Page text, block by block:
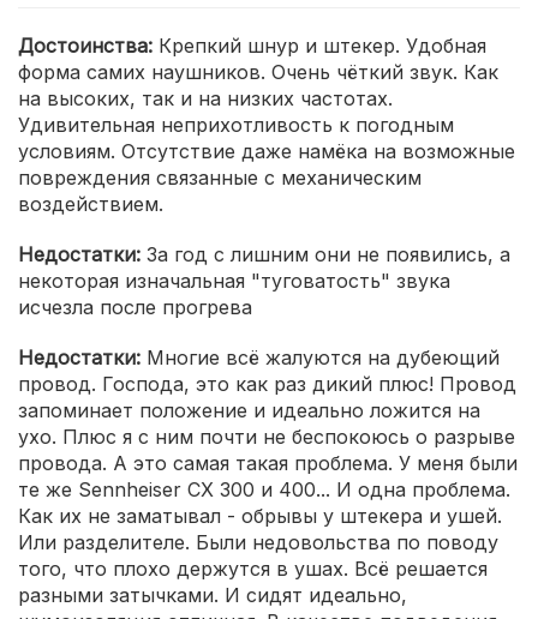
Достоинства: Крепкий шнур и штекер. Удобная
форма самих наушников. Очень чёткий звук. Как
на высоких, так и на низких частотах.
Удивительная неприхотливость к погодным
условиям. Отсутствие даже намёка на возможные
повреждения связанные с механическим
воздействием.
Недостатки: За год с лишним они не появились, а
некоторая изначальная "туговатость" звука
исчезла после прогрева
Недостатки: Многие всё жалуются на дубеющий
провод. Господа, это как раз дикий плюс! Провод
запоминает положение и идеально ложится на
ухо. Плюс я с ним почти не беспокоюсь о разрыве
провода. А это самая такая проблема. У меня были
те же Sennheiser CX 300 и 400... И одна проблема.
Как их не заматывал - обрывы у штекера и ушей.
Или разделителе. Были недовольства по поводу
того, что плохо держутся в ушах. Всё решается
разными затычками. И сидят идеально,